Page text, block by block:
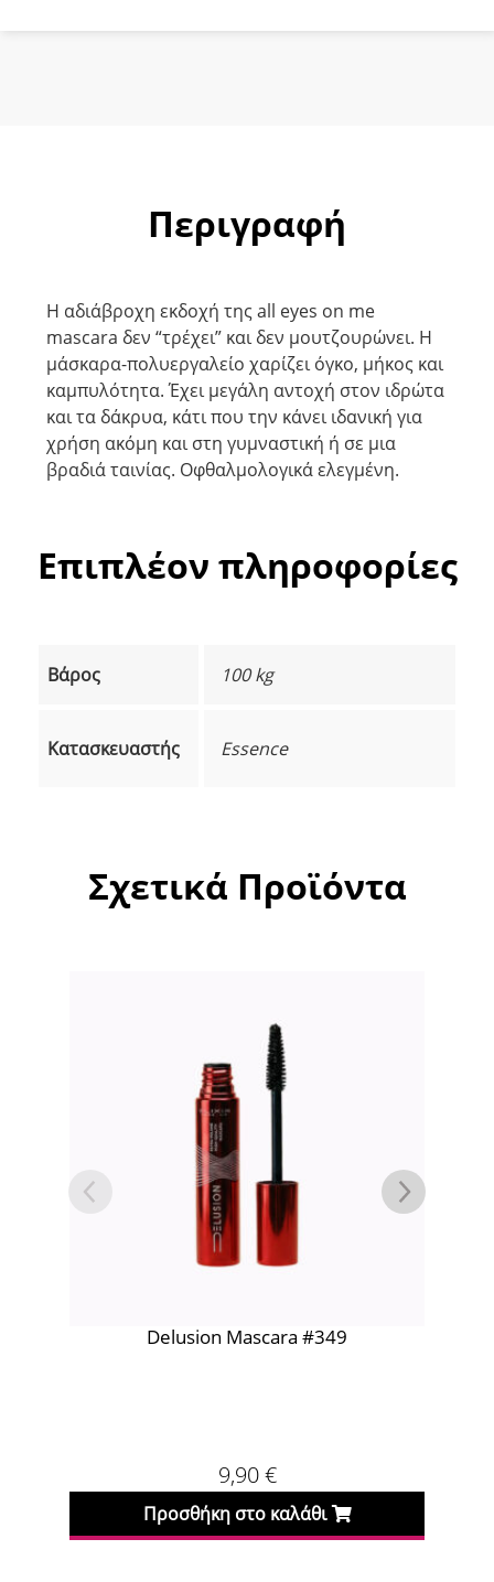
Περιγραφή
Η αδιάβροχη εκδοχή της all eyes on me
mascara δεν “τρέχει” και δεν μουτζουρώνει. Η
μάσκαρα-πολυεργαλείο χαρίζει όγκο, μήκος και
καμπυλότητα. Έχει μεγάλη αντοχή στον ιδρώτα
και τα δάκρυα, κάτι που την κάνει ιδανική για
χρήση ακόμη και στη γυμναστική ή σε μια
βραδιά ταινίας. Οφθαλμολογικά ελεγμένη.
Επιπλέον πληροφορίες
Βάρος 100 kg
Κατασκευαστής Essence
Σχετικά Προϊόντα
Delusion Mascara #349
Προσθήκη στο καλάθι